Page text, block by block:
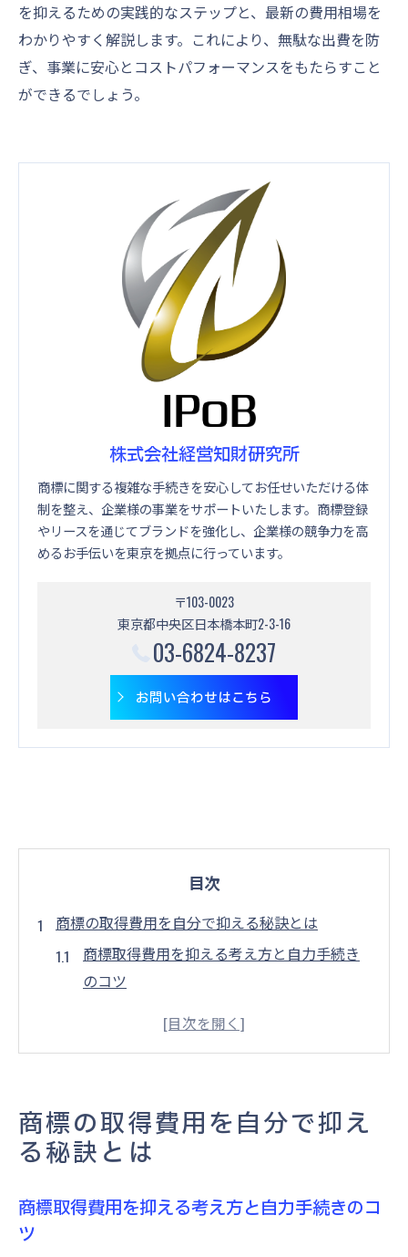
を抑えるための実践的なステップと、最新の費用相場を
わかりやすく解説します。これにより、無駄な出費を防
ぎ、事業に安心とコストパフォーマンスをもたらすこと
ができるでしょう。
株式会社経営知財研究所
商標に関する複雑な手続きを安心してお任せいただける体
制を整え、企業様の事業をサポートいたします。商標登録
やリースを通じてブランドを強化し、企業様の競争力を高
めるお手伝いを東京を拠点に行っています。
〒103-0023
東京都中央区日本橋本町2-3-16
03-6824-8237
お問い合わせはこちら
目次
商標の取得費用を自分で抑える秘訣とは
商標取得費用を抑える考え方と自力手続き
のコツ
商標登録費用を自分で安く済ませるポイン
商標登録費用を自分で管理する方法と注意
点
プ
商標の取得費用を自分で抑え
る秘訣とは
商標取得費用を抑える考え方と自力手続きのコ
ツ